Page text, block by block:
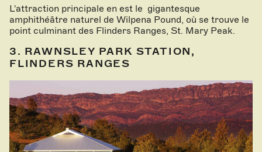
L'attraction principale en est le gigantesque
amphithéâtre naturel de Wilpena Pound, où se trouve le
point culminant des Flinders Ranges, St. Mary Peak.
3. RAWNSLEY PARK STATION,
FLINDERS RANGES